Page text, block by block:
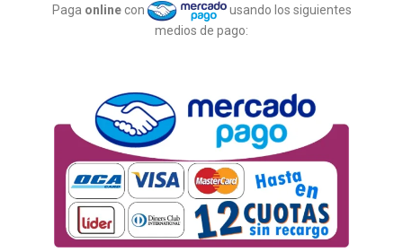
Paga online con
usando los siguientes
medios de pago: